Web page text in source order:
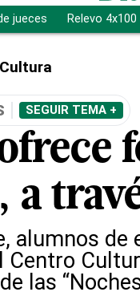
jueces Relevo 4x100
Cultura
SEGUIR TEMA +
a
alumnos
las